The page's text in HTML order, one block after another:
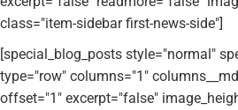
class="item-sidebar first-news-side"]
[special_blog_posts style="normal"
type="row" columns="1"
offset="1" excerpt="false"